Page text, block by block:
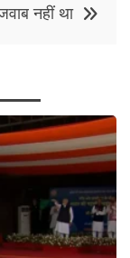
नहीं था